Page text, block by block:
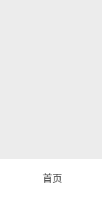
首页